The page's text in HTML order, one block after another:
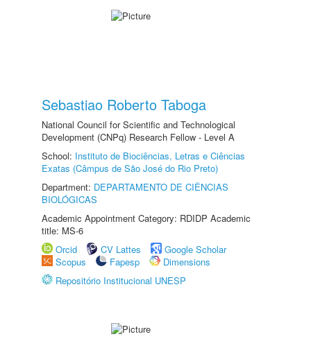
Sebastiao Roberto Taboga
National Council for Scientific and Technological
Development (CNPq) Research Fellow - Level A
School: Instituto de Biociências, Letras e Ciências
Exatas (Câmpus de São José do Rio Preto)
Department: DEPARTAMENTO DE CIÊNCIAS
BIOLÓGICAS
Academic Appointment Category: RDIDP Academic
title: MS-6
Orcid
CV Lattes
Google Scholar
Scopus
Fapesp
Dimensions
Repositório Institucional UNESP